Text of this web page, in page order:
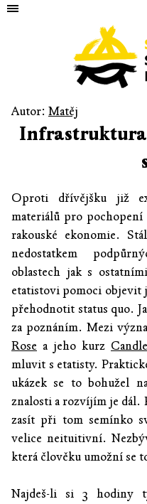
Autor: Matěj
Infrastruktura
Oproti dřívějšku již
materiálů pro
rakouské ekonomie.
nedostatkem
oblastech jak s
etatistovi pomoci objevit
přehodnotit status quo.
za poznáním. Mezi
Rose a jeho kurz
mluvit s etatisty.
ukázek se to bohužel
znalosti a rozvíjím je dál.
zasít při tom semínko
velice neituitivní.
která člověku umožní se
Najdeš-li si 3 hodiny